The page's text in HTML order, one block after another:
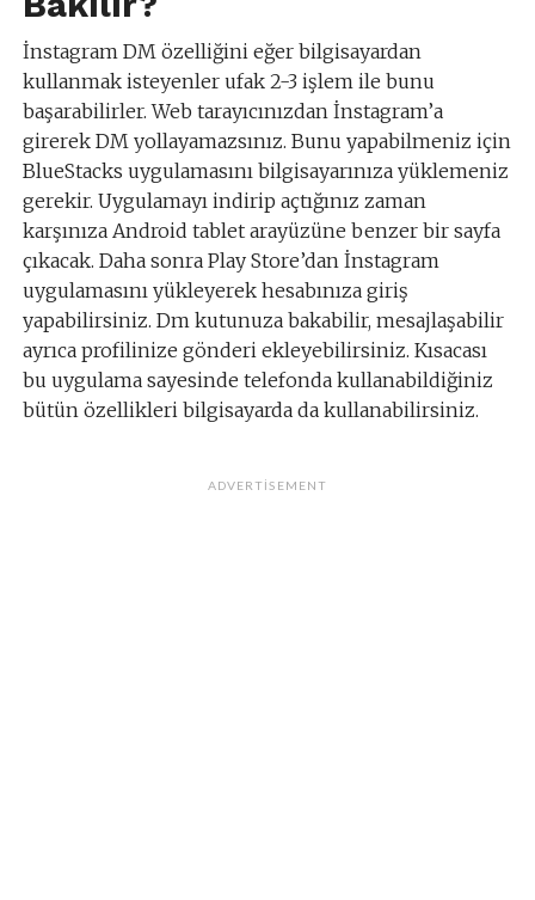
İnstagram DM özelliğini eğer bilgisayardan
kullanmak isteyenler ufak 2-3 işlem ile bunu
başarabilirler. Web tarayıcınızdan İnstagram’a
girerek DM yollayamazsınız. Bunu yapabilmeniz için
BlueStacks uygulamasını bilgisayarınıza yüklemeniz
gerekir. Uygulamayı indirip açtığınız zaman
karşınıza Android tablet arayüzüne benzer bir sayfa
çıkacak. Daha sonra Play Store’dan İnstagram
uygulamasını yükleyerek hesabınıza giriş
yapabilirsiniz. Dm kutunuza bakabilir, mesajlaşabilir
ayrıca profilinize gönderi ekleyebilirsiniz. Kısacası
bu uygulama sayesinde telefonda kullanabildiğiniz
bütün özellikleri bilgisayarda da kullanabilirsiniz.
ADVERTISEMENT